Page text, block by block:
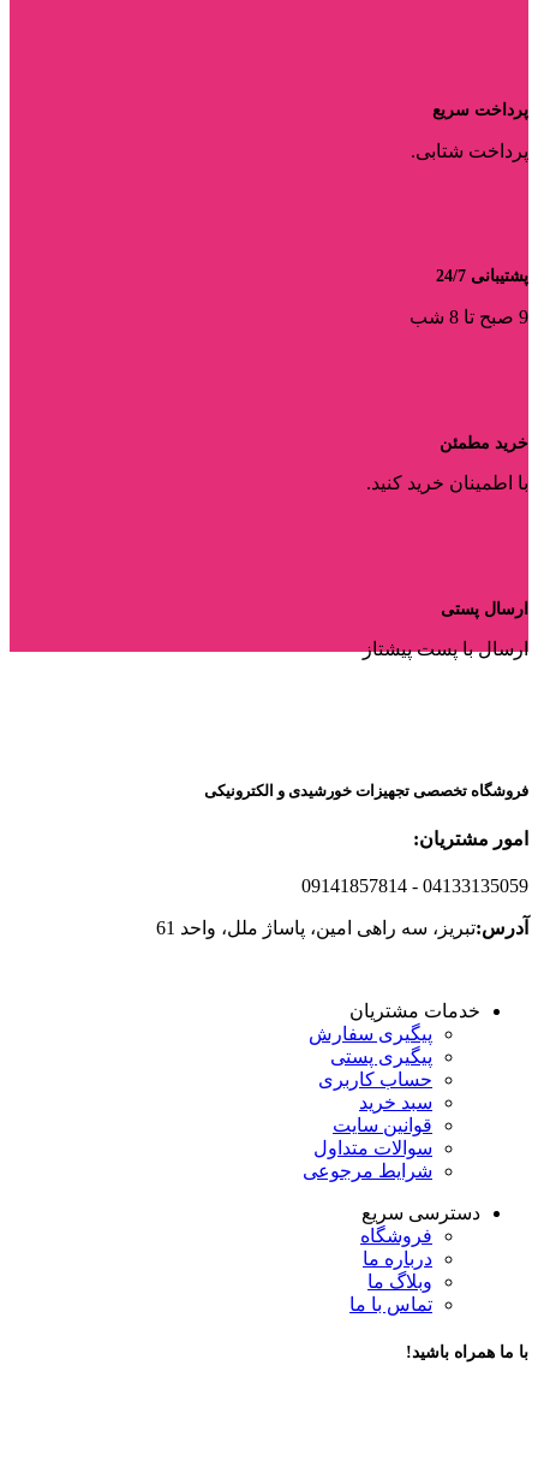
پرداخت سریع
پرداخت شتابی.
پشتیبانی 24/7
9 صبح تا 8 شب
خرید مطمئن
با اطمینان خرید کنید.
ارسال پستی
ارسال با پست پیشتاز
فروشگاه تخصصی تجهیزات خورشیدی و الکترونیکی
امور مشتریان:
- 04133135059
09141857814
آدرس:تبریز، سه راهی امین، پاساژ ملل، واحد 61
خدمات مشتریان
پیگیری سفارش
پیگیری پستی
حساب کاربری
سبد خرید
قوانین سایت
سوالات متداول
شرایط مرجوعی
دسترسی سریع
فروشگاه
درباره ما
وبلاگ ما
تماس با ما
با ما همراه باشید!